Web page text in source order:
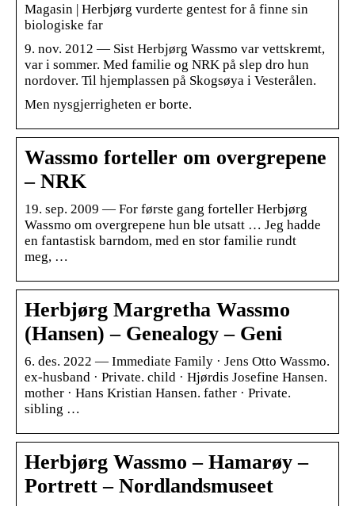
Magasin | Herbjørg vurderte gentest for å finne sin
biologiske far
9. nov. 2012 — Sist Herbjørg Wassmo var vettskremt,
var i sommer. Med familie og NRK på slep dro hun
nordover. Til hjemplassen på Skogsøya i Vesterålen.
Men nysgjerrigheten er borte.
Wassmo forteller om overgrepene
– NRK
19. sep. 2009 — For første gang forteller Herbjørg
Wassmo om overgrepene hun ble utsatt … Jeg hadde
en fantastisk barndom, med en stor familie rundt
meg, …
Herbjørg Margretha Wassmo
(Hansen) – Genealogy – Geni
6. des. 2022 — Immediate Family · Jens Otto Wassmo.
ex-husband · Private. child · Hjørdis Josefine Hansen.
mother · Hans Kristian Hansen. father · Private.
sibling …
Herbjørg Wassmo – Hamarøy –
Portrett – Nordlandsmuseet